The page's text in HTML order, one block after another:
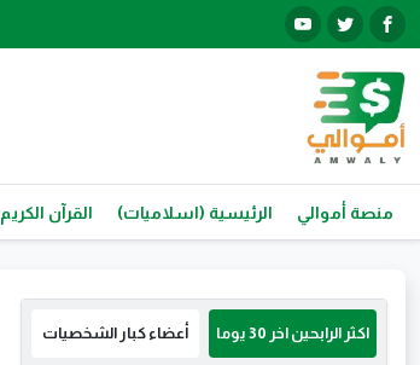
منصة أموالي الرئيسية (اسلاميات) القرآن الكريم
اكثر الرابحين اخر 30 يوما أعضاء كبار الشخصيات